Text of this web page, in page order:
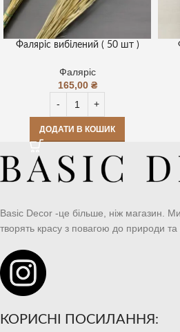
Фаляріс вибілений ( 50 шт )
Фаляріс
165,00 ₴
ДОДАТИ В КОШИК
Basic Decor -це більше, ніж магазин.
творять красу з повагою до природи та
КОРИСНІ ПОСИЛАННЯ: